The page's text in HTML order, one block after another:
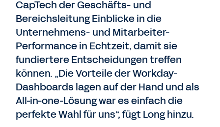
CapTech der Geschäfts- und
Bereichsleitung Einblicke in die
Unternehmens- und Mitarbeiter-
Performance in Echtzeit, damit sie
fundiertere Entscheidungen treffen
können. „Die Vorteile der Workday-
Dashboards lagen auf der Hand und als
All-in-one-Lösung war es einfach die
perfekte Wahl für uns“, fügt Long hinzu.